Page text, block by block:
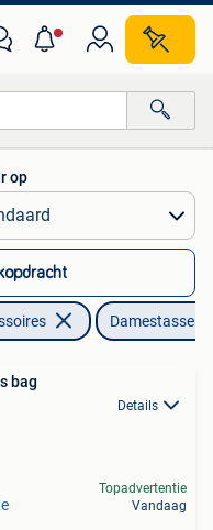
op
Damestassen
bag
Details
Topadvertentie
Vandaag